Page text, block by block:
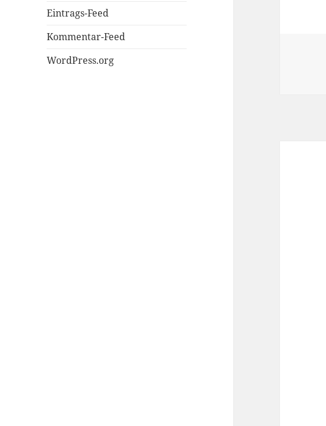
Eintrags-Feed
Kommentar-Feed
WordPress.org